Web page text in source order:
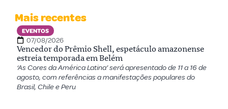
Mais recentes
EVENTOS
07/08/2026
Vencedor do Prêmio Shell, espetáculo amazonense
estreia temporada em Belém
‘As Cores da América Latina’ será apresentado de 11 a 16 de
agosto, com referências a manifestações populares do
Brasil, Chile e Peru